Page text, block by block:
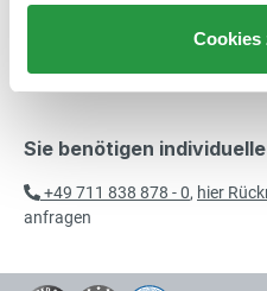
Cookies
Beratung
Sie benötigen
+49 711 838 878 - 0, hier
anfragen